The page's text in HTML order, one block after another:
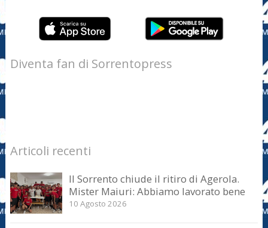
Diventa fan di Sorrentopress
Articoli recenti
Il Sorrento chiude il ritiro di Agerola.
Mister Maiuri: Abbiamo lavorato bene
10 Agosto 2026